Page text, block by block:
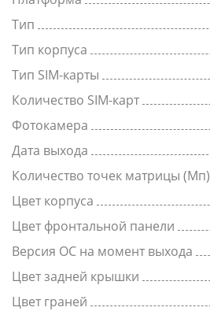
Тип
Тип корпуса
Тип SIM-карты
Количество SIM-карт
Фотокамера
Дата выхода
Количество точек матрицы (Мп)
Цвет корпуса
Цвет фронтальной панели
Версия ОС на момент выхода
Цвет задней крышки
Цвет граней